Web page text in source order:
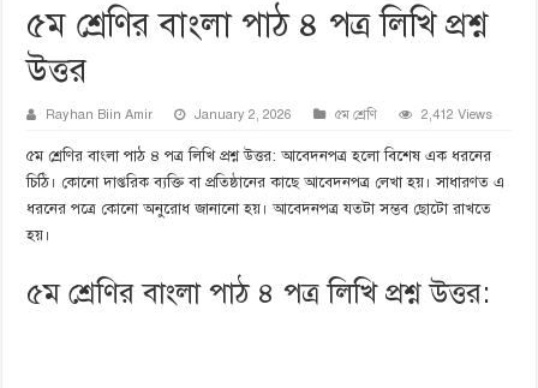
৫ম শ্রেণির বাংলা পাঠ ৪ পত্র লিখি প্রশ্ন
উত্তর
Rayhan Biin Amir January 2, 2026 ৫ম শ্রেণি 2,412 Views
৫ম শ্রেণির বাংলা পাঠ ৪ পত্র লিখি প্রশ্ন উত্তর: আবেদনপত্র হলো বিশেষ এক ধরনের
চিঠি। কোনো দাপ্তরিক ব্যক্তি বা প্রতিষ্ঠানের কাছে আবেদনপত্র লেখা হয়। সাধারণত এ
ধরনের পত্রে কোনো অনুরোধ জানানো হয়। আবেদনপত্র যতটা সম্ভব ছোটো রাখতে
হয়।
৫ম শ্রেণির বাংলা পাঠ ৪ পত্র লিখি প্রশ্ন উত্তর: